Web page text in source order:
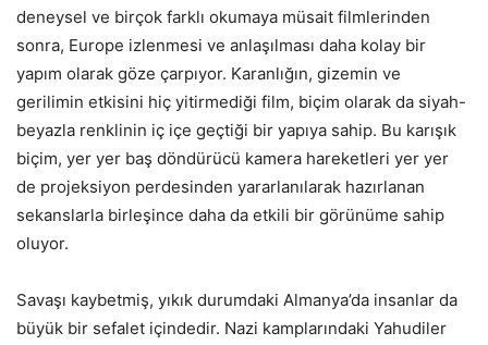
deneysel ve birçok farklı okumaya müsait filmlerinden
sonra, Europe izlenmesi ve anlaşılması daha kolay bir
yapım olarak göze çarpıyor. Karanlığın, gizemin ve
gerilimin etkisini hiç yitirmediği film, biçim olarak da siyah-
beyazla renklinin iç içe geçtiği bir yapıya sahip. Bu karışık
biçim, yer yer baş döndürücü kamera hareketleri yer yer
de projeksiyon perdesinden yararlanılarak hazırlanan
sekanslarla birleşince daha da etkili bir görünüme sahip
oluyor.
Savaşı kaybetmiş, yıkık durumdaki Almanya’da insanlar da
büyük bir sefalet içindedir. Nazi kamplarındaki Yahudiler